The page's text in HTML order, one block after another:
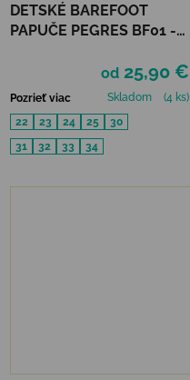
DETSKÉ BAREFOOT
PAPUČE PEGRES BF01 -
od 25,90 €
Pozrieť viac Skladom
(4 ks)
22
23 24 25
30
31
32 33 34